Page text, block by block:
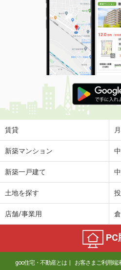
賃貸
新築マンション
新築一戸建て
土地を探す
店舗/事業用
PC
goo住宅・不動産とは お客さまご利用端